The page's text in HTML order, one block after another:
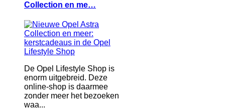
Collection en me…
De Opel Lifestyle Shop is
enorm uitgebreid. Deze
online-shop is daarmee
zonder meer het bezoeken
waa...